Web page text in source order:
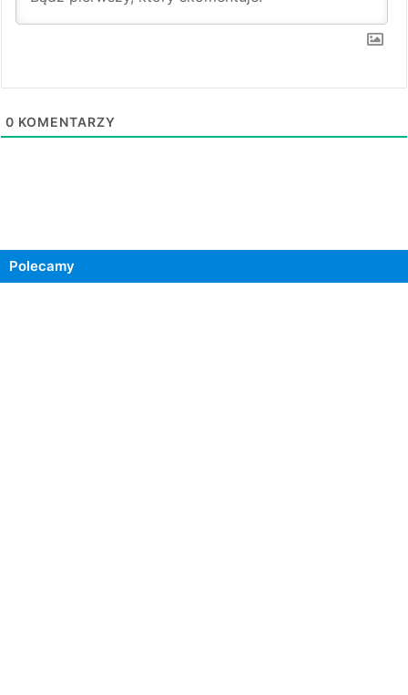
0 KOMENTARZY
Polecamy